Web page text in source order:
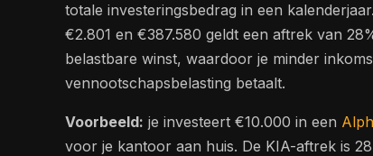
totale investeringsbedrag in een
€2.801 en €387.580 geldt een aftrek van
belastbare winst, waardoor je minder
vennootschapsbelasting betaalt.
Voorbeeld: je investeert €10.000 in een
voor je kantoor aan huis. De KIA-aftrek is